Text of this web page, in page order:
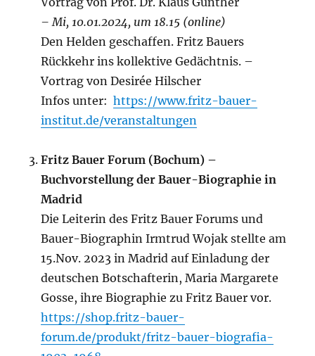
– Mi, 10.01.2024, um 18.15 (online)
Den Helden geschaffen. Fritz Bauers
Rückkehr ins kollektive Gedächtnis. –
Vortrag von Desirée Hilscher
Infos unter:https://www.fritz-bauer-
institut.de/veranstaltungen
Fritz Bauer Forum (Bochum) –
Buchvorstellung der Bauer-Biographie in
Madrid
Die Leiterin des Fritz Bauer Forums und
Bauer-Biographin Irmtrud Wojak stellte am
15.Nov. 2023 in Madrid auf Einladung der
deutschen Botschafterin, Maria Margarete
Gosse, ihre Biographie zu Fritz Bauer vor.
https://shop.fritz-bauer-
forum.de/produkt/fritz-bauer-biografia-